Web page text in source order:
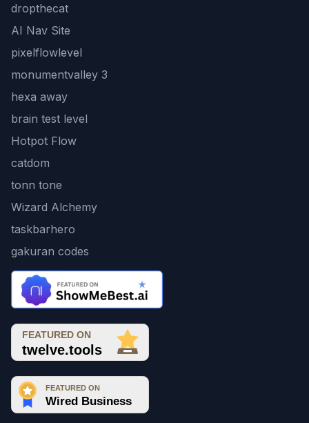
dropthecat
AI Nav Site
pixelflowlevel
monumentvalley 3
hexa away
brain test level
Hotpot Flow
catdom
tonn tone
Wizard Alchemy
taskbarhero
gakuran codes